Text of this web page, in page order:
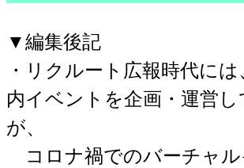
▼編集後記
・リクルート広報時代に
内イベントを企画・運営し
が、
コロナ禍でのバーチャル